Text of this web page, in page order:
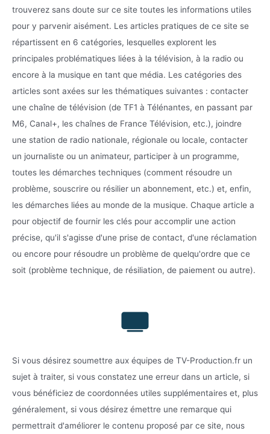
trouverez sans doute sur ce site toutes les informations utiles
pour y parvenir aisément. Les articles pratiques de ce site se
répartissent en 6 catégories, lesquelles explorent les
principales problématiques liées à la télévision, à la radio ou
encore à la musique en tant que média. Les catégories des
articles sont axées sur les thématiques suivantes : contacter
une chaîne de télévision (de TF1 à Télénantes, en passant par
M6, Canal+, les chaînes de France Télévision, etc.), joindre
une station de radio nationale, régionale ou locale, contacter
un journaliste ou un animateur, participer à un programme,
toutes les démarches techniques (comment résoudre un
problème, souscrire ou résilier un abonnement, etc.) et, enfin,
les démarches liées au monde de la musique. Chaque article a
pour objectif de fournir les clés pour accomplir une action
précise, qu'il s'agisse d'une prise de contact, d'une réclamation
ou encore pour résoudre un problème de quelqu'ordre que ce
soit (problème technique, de résiliation, de paiement ou autre).
Si vous désirez soumettre aux équipes de TV-Production.fr un
sujet à traiter, si vous constatez une erreur dans un article, si
vous bénéficiez de coordonnées utiles supplémentaires et, plus
généralement, si vous désirez émettre une remarque qui
permettrait d'améliorer le contenu proposé par ce site, nous